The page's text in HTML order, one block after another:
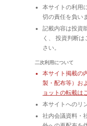
本サイトの利用
切の責任を負い
記載内容は投資
く、 投資判断
さい。
二次利用について
本サイト掲載の
製・配布等）お
ョットの転載は
本サイトへのリ
社内会議資料・